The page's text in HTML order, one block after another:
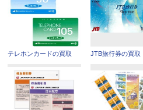
テレホンカードの買取 JTB旅行券の買取